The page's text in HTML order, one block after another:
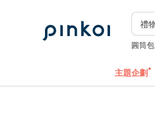
圓筒包
主題企劃